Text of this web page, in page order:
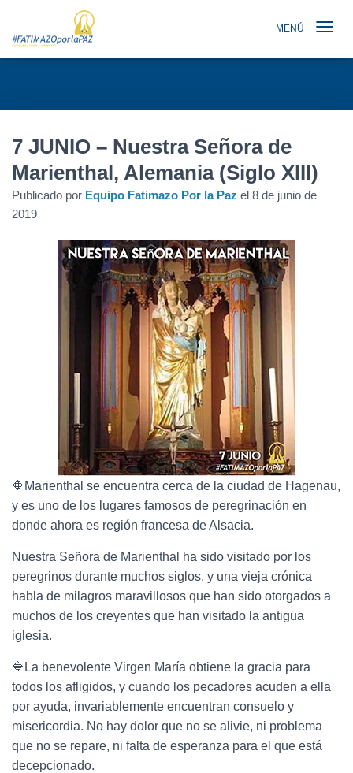
MENÚ
7 JUNIO – Nuestra Señora de
Marienthal, Alemania (Siglo XIII)
Publicado por Equipo Fatimazo Por la Paz el 8 de junio de
2019
🔶Marienthal se encuentra cerca de la ciudad de Hagenau,
y es uno de los lugares famosos de peregrinación en
donde ahora es región francesa de Alsacia.
Nuestra Señora de Marienthal ha sido visitado por los
peregrinos durante muchos siglos, y una vieja crónica
habla de milagros maravillosos que han sido otorgados a
muchos de los creyentes que han visitado la antigua
iglesia.
🔷La benevolente Virgen María obtiene la gracia para
todos los afligidos, y cuando los pecadores acuden a ella
por ayuda, invariablemente encuentran consuelo y
misericordia. No hay dolor que no se alivie, ni problema
que no se repare, ni falta de esperanza para el que está
decepcionado.